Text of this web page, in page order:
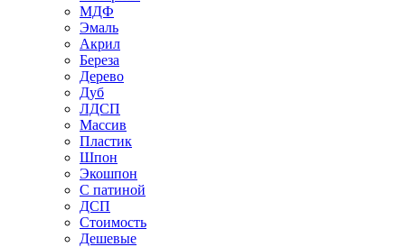
МДФ
Эмаль
Акрил
Береза
Дерево
Дуб
ЛДСП
Массив
Пластик
Шпон
Экошпон
С патиной
ДСП
Стоимость
Дешевые